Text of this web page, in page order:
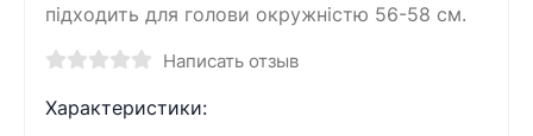
підходить для голови окружністю 56-58 см.
Написать отзыв
Характеристики: